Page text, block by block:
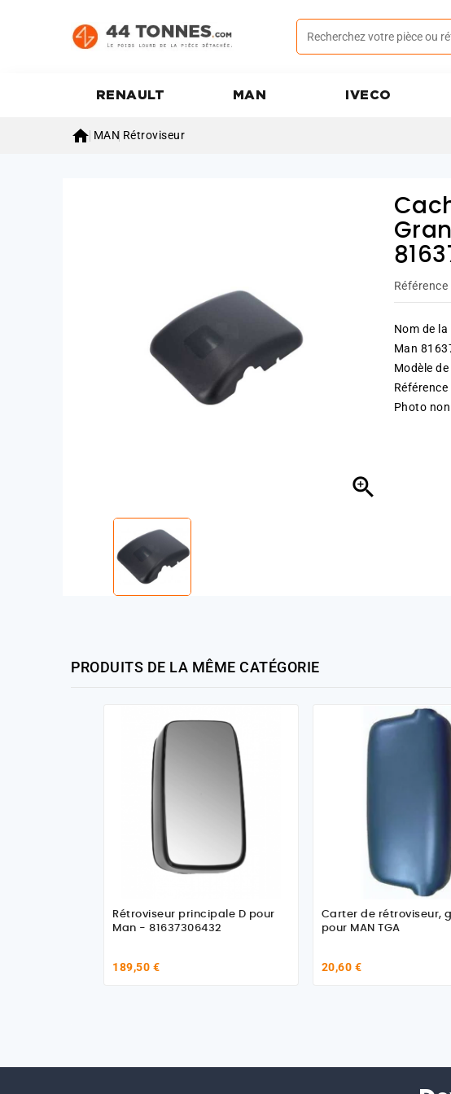
RENAULT MAN IVECO
 MAN Rétroviseur

Référence
Nom de
Man
Modèle
Photo
PRODUITS DE LA MÊME CATÉGORIE
Rétroviseur principale D pour
Man - 81637306432
189,50 €
Carter de rétroviseur,
pour MAN TGA
20,60 €